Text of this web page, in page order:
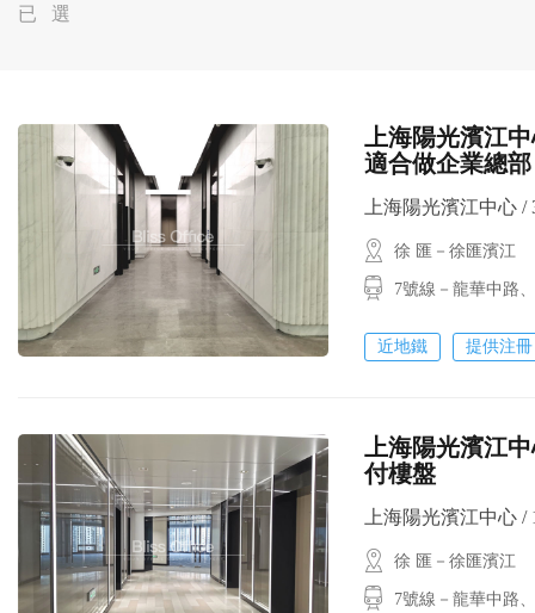
已 選
上海陽光濱江
適合做企業總部
上海陽光濱江中心 /
徐 匯－徐匯濱江
7號線－龍華中路
近地鐵 提供注冊
上海陽光濱江
付樓盤
上海陽光濱江中心 /
徐 匯－徐匯濱江
7號線－龍華中路